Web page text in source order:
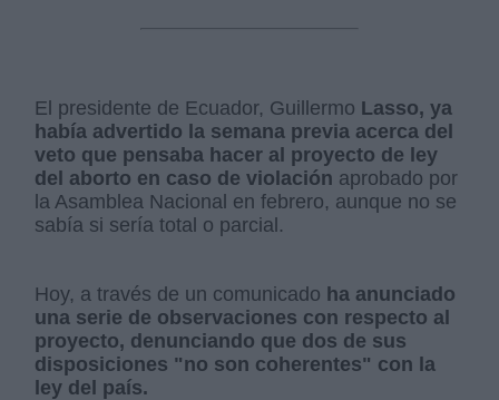
El presidente de Ecuador, Guillermo Lasso, ya
había advertido la semana previa acerca del
veto que pensaba hacer al proyecto de ley
del aborto en caso de violación aprobado por
la Asamblea Nacional en febrero, aunque no se
sabía si sería total o parcial.
Hoy, a través de un comunicado ha anunciado
una serie de observaciones con respecto al
proyecto, denunciando que dos de sus
disposiciones "no son coherentes" con la
ley del país.